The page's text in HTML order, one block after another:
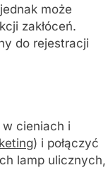
może
zakłóceń.
do rejestracji
cieniach i
) i połączyć
lamp ulicznych,